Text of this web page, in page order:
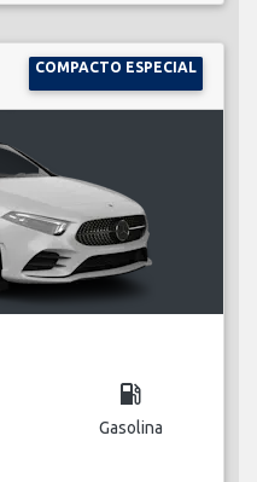
COMPACTO ESPECIAL
local_gas_station
Gasolina